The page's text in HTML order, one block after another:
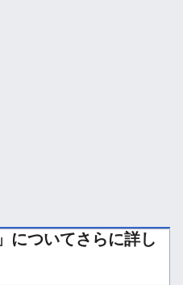
」についてさらに詳し